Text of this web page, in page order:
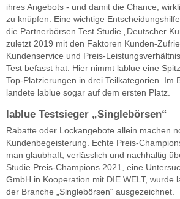
ihres Angebots - und damit die Chance,
zu knüpfen. Eine wichtige
die Partnerbörsen Test Studie „Deutscher
zuletzt 2019 mit den Faktoren Kunden-
Kundenservice und Preis-
Test befasst hat. Hier nimmt lablue eine
Top-Platzierungen in drei Teilkategorien. Im
landete lablue sogar auf dem ersten Platz.
lablue Testsieger „Singlebörsen“
Rabatte oder Lockangebote allein machen
Kundenbegeisterung. Echte Preis-
man glaubhaft, verlässlich und nachhaltig
Studie Preis-Champions 2021, eine
GmbH in Kooperation mit DIE WELT, wurde
der Branche „Singlebörsen“ ausgezeichnet.